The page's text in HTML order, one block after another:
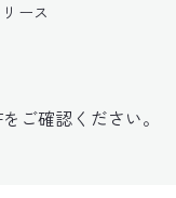
ース
ご確認ください。